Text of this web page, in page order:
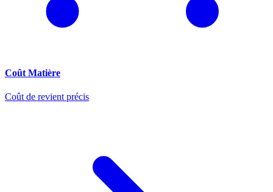
Coût Matière
Coût de revient précis